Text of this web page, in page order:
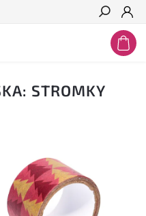
Hledat
STROMKY